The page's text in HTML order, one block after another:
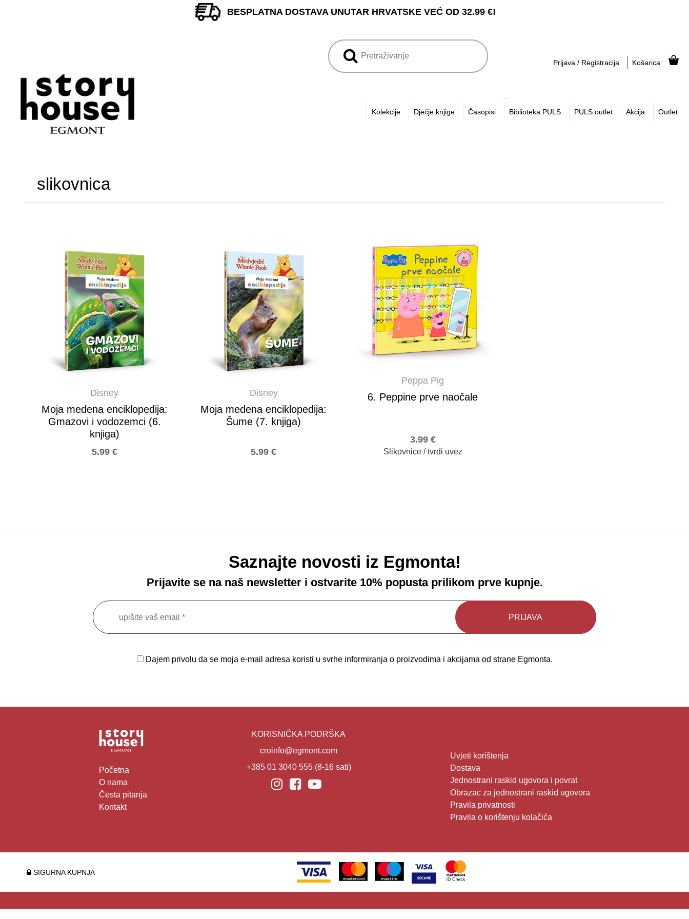
BESPLATNA DOSTAVA UNUTAR HRVATSKE VEĆ OD 32.99 €!
Kolekcije Dječje knjige Časopisi Biblioteka PULS PULS outlet Akcija Outlet
Prijava / Registracija Košarica
slikovnica
Disney
Moja medena enciklopedija:
Gmazovi i vodozemci (6.
knjiga)
5.99 €
Disney
Moja medena enciklopedija:
Šume (7. knjiga)
5.99€
Peppa Pig
6. Peppine prve naočale
3.99 €
Slikovnice / tvrdi uvez
Saznajte novosti iz Egmonta!
Prijavite se na naš newsletter i ostvarite 10% popusta prilikom prve kupnje.
Dajem privolu da se moja e-mail adresa koristi u svrhe informiranja o proizvodima i akcijama od strane Egmonta.
Početna
O nama
Česta pitanja
Kontakt
KORISNIČKA PODRŠKA
croinfo@egmont.com
+385 01 3040 555(8-16 sati)
Uvjeti korištenja
Dostava
Jednostrani raskid ugovora i povrat
Obrazac za jednostrani raskid ugovora
Pravila privatnosti
Pravila o korištenju kolačića
SIGURNA KUPNJA